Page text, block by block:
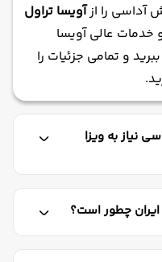
آداسی را ازآویسا تراول
خدمات عالی آویسا
و تمامی جزئیات را
نیاز به ویزا
چطور است؟